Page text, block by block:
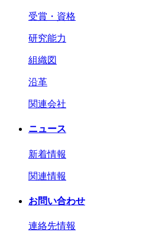
受賞・資格
研究能力
組織図
沿革
関連会社
ニュース
新着情報
関連情報
お問い合わせ
連絡先情報